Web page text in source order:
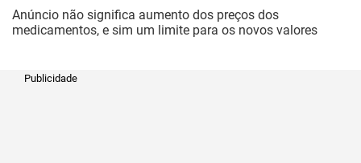
Anúncio não significa aumento dos preços dos
medicamentos, e sim um limite para os novos valores
Publicidade